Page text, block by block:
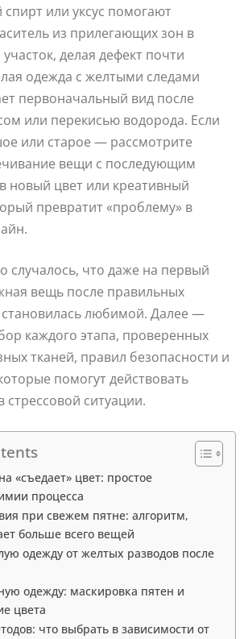
или уксус помогают
из прилегающих зон в
делая дефект почти
одежда с желтыми следами
первоначальный вид после
или перекисью водорода. Если
или старое — рассмотрите
вещи с последующим
новый цвет или креативный
превратит «проблему» в
случалось, что даже на первый
вещь после правильных
становилась любимой. Далее —
каждого этапа, проверенных
тканей, правил безопасности и
помогут действовать
стрессовой ситуации.
«съедает» цвет: простое
процесса
при свежем пятне: алгоритм,
больше всего вещей
одежду от желтых разводов после
одежду: маскировка пятен и
цвета
что выбрать в зависимости от